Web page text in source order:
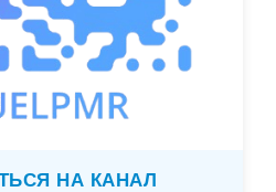
НА КАНАЛ